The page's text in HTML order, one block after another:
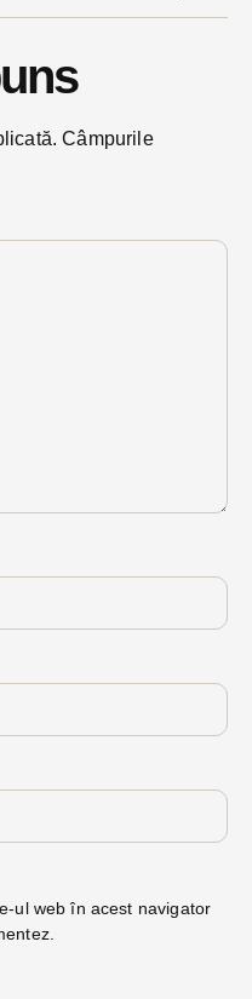
Câmpurile
ul web în acest navigator